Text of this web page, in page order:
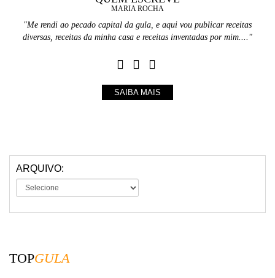
MARIA ROCHA
"Me rendi ao pecado capital da gula, e aqui vou publicar receitas
diversas, receitas da minha casa e receitas inventadas por mim...."
SAIBA MAIS
ARQUIVO:
TOPGULA